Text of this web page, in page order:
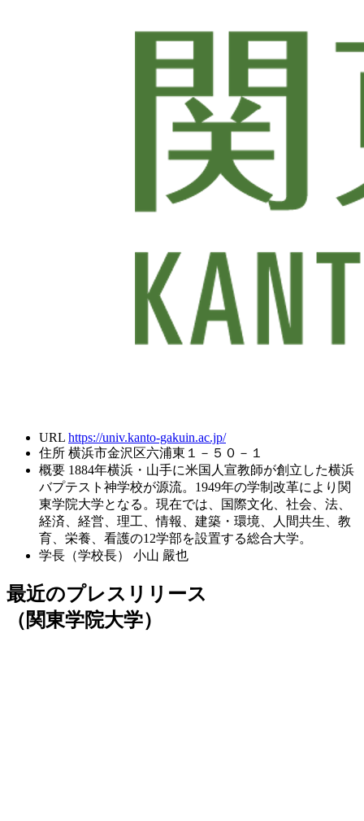
URL https://univ.kanto-gakuin.ac.jp/
住所 横浜市金沢区六浦東１－５０－１
概要 1884年横浜・山手に米国人宣教師が創立した横浜
バプテスト神学校が源流。1949年の学制改革により関
東学院大学となる。現在では、国際文化、社会、法、
経済、経営、理工、情報、建築・環境、人間共生、教
育、栄養、看護の12学部を設置する総合大学。
学長（学校長）
小山 嚴也
最近のプレスリリース
（関東学院大学）